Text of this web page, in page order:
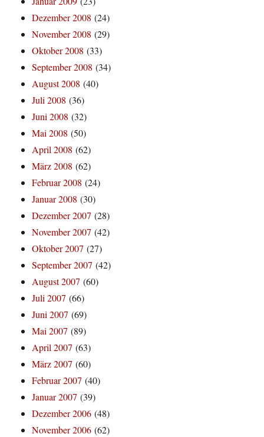
Dezember 2008 (24)
November 2008 (29)
Oktober 2008 (33)
September 2008 (34)
August 2008 (40)
Juli 2008 (36)
Juni 2008 (32)
Mai 2008 (50)
April 2008 (62)
März 2008 (62)
Februar 2008 (24)
Januar 2008 (30)
Dezember 2007 (28)
November 2007 (42)
Oktober 2007 (27)
September 2007 (42)
August 2007 (60)
Juli 2007 (66)
Juni 2007 (69)
Mai 2007 (89)
April 2007 (63)
März 2007 (60)
Februar 2007 (40)
Januar 2007 (39)
Dezember 2006 (48)
November 2006 (62)